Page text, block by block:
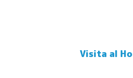
Visita al